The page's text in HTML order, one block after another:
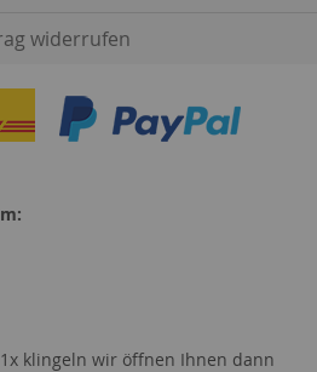
widerrufen
klingeln wir öffnen Ihnen dann